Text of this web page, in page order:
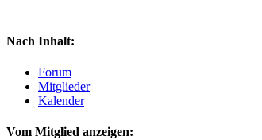
Nach Inhalt:
Forum
Mitglieder
Kalender
Vom Mitglied anzeigen: